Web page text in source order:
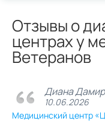
Отзывы о
центрах у
Ветеранов
Диана
10.06.2026
Медицинский центр